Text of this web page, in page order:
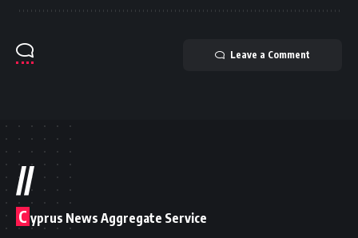
Leave a Comment
//
C yprus News Aggregate Service